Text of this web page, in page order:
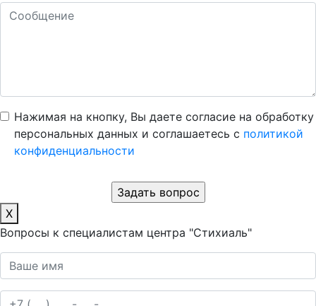
Нажимая на кнопку, Вы даете согласие на обработку
персональных данных и соглашаетесь c политикой
конфиденциальности
X
Вопросы к специалистам центра "Стихиаль"